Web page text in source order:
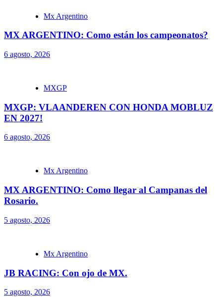
Mx Argentino
MX ARGENTINO: Como están los campeonatos?
6 agosto, 2026
MXGP
MXGP: VLAANDEREN CON HONDA MOBLUZ
EN 2027!
6 agosto, 2026
Mx Argentino
MX ARGENTINO: Como llegar al Campanas del
Rosario.
5 agosto, 2026
Mx Argentino
JB RACING: Con ojo de MX.
5 agosto, 2026